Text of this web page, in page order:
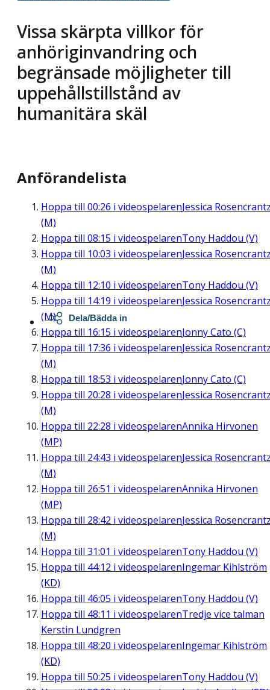
Vissa skärpta villkor för
anhöriginvandring och
begränsade möjligheter till
uppehållstillstånd av
humanitära skäl
Anförandelista
Hoppa till 00:26 i videospelarenJessica
(M)
Hoppa till 08:15 i videospelarenTony Haddou (V)
Hoppa till 10:03 i videospelarenJessica
(M)
Hoppa till 12:10 i videospelarenTony Haddou (V)
Hoppa till 14:19 i videospelarenJessica
(M)
Hoppa till 16:15 i videospelarenJonny Cato (C)
Hoppa till 17:36 i videospelarenJessica
(M)
Hoppa till 18:53 i videospelarenJonny Cato (C)
Hoppa till 20:28 i videospelarenJessica
(M)
Hoppa till 22:28 i videospelarenAnnika Hirvonen
(MP)
Hoppa till 24:43 i videospelarenJessica
(M)
Hoppa till 26:51 i videospelarenAnnika Hirvonen
(MP)
Hoppa till 28:42 i videospelarenJessica
(M)
Hoppa till 31:01 i videospelarenTony Haddou (V)
Hoppa till 44:12 i videospelarenIngemar Kihlström
(KD)
Hoppa till 46:05 i videospelarenTony Haddou (V)
Hoppa till 48:11 i videospelarenTredje vice talman
Kerstin Lundgren
Hoppa till 48:20 i videospelarenIngemar Kihlström
(KD)
Hoppa till 50:25 i videospelarenTony Haddou (V)
Dela/Bädda in